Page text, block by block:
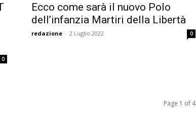
0
Ecco come sarà il nuovo Polo
dell’infanzia Martiri della Libertà
redazione - 2 Luglio 2022 0
Page 1 of 4